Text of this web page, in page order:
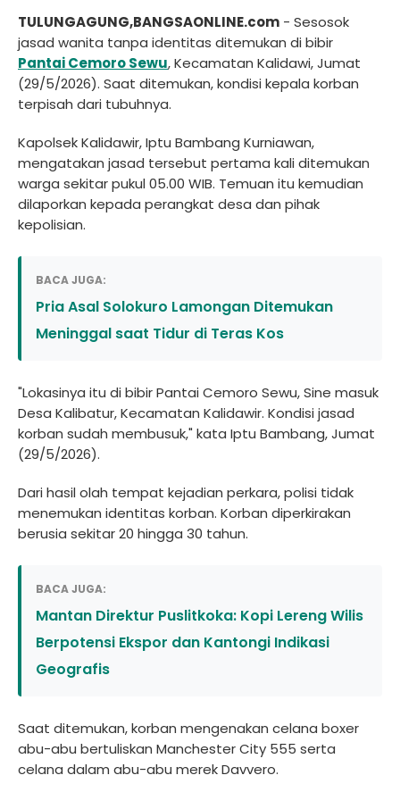
TULUNGAGUNG,BANGSAONLINE.com - Sesosok
jasad wanita tanpa identitas ditemukan di bibir
Pantai Cemoro Sewu, Kecamatan Kalidawi, Jumat
(29/5/2026). Saat ditemukan, kondisi kepala korban
terpisah dari tubuhnya.
Kapolsek Kalidawir, Iptu Bambang Kurniawan,
mengatakan jasad tersebut pertama kali ditemukan
warga sekitar pukul 05.00 WIB. Temuan itu kemudian
dilaporkan kepada perangkat desa dan pihak
kepolisian.
BACA JUGA:
Pria Asal Solokuro Lamongan Ditemukan
Meninggal saat Tidur di Teras Kos
"Lokasinya itu di bibir Pantai Cemoro Sewu, Sine masuk
Desa Kalibatur, Kecamatan Kalidawir. Kondisi jasad
korban sudah membusuk," kata Iptu Bambang, Jumat
(29/5/2026).
Dari hasil olah tempat kejadian perkara, polisi tidak
menemukan identitas korban. Korban diperkirakan
berusia sekitar 20 hingga 30 tahun.
BACA JUGA:
Mantan Direktur Puslitkoka: Kopi Lereng Wilis
Berpotensi Ekspor dan Kantongi Indikasi
Geografis
Saat ditemukan, korban mengenakan celana boxer
abu-abu bertuliskan Manchester City 555 serta
celana dalam abu-abu merek Davvero.